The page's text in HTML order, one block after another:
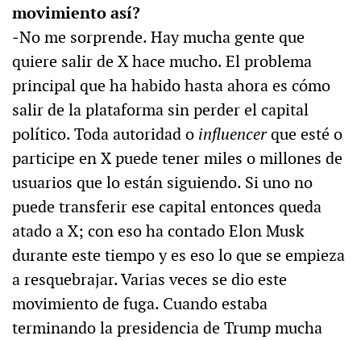
movimiento así?
‒No me sorprende. Hay mucha gente que
quiere salir de X hace mucho. El problema
principal que ha habido hasta ahora es cómo
salir de la plataforma sin perder el capital
político. Toda autoridad o influencerque esté o
participe en X puede tener miles o millones de
usuarios que lo están siguiendo. Si uno no
puede transferir ese capital entonces queda
atado a X; con eso ha contado Elon Musk
durante este tiempo y es eso lo que se empieza
a resquebrajar. Varias veces se dio este
movimiento de fuga. Cuando estaba
terminando la presidencia de Trump mucha